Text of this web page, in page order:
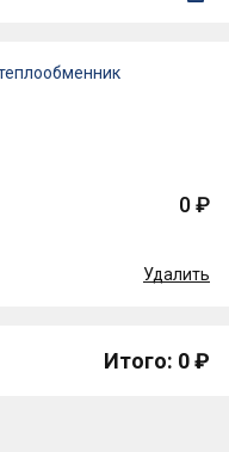
0 ₽
Удалить
Итого: 0 ₽